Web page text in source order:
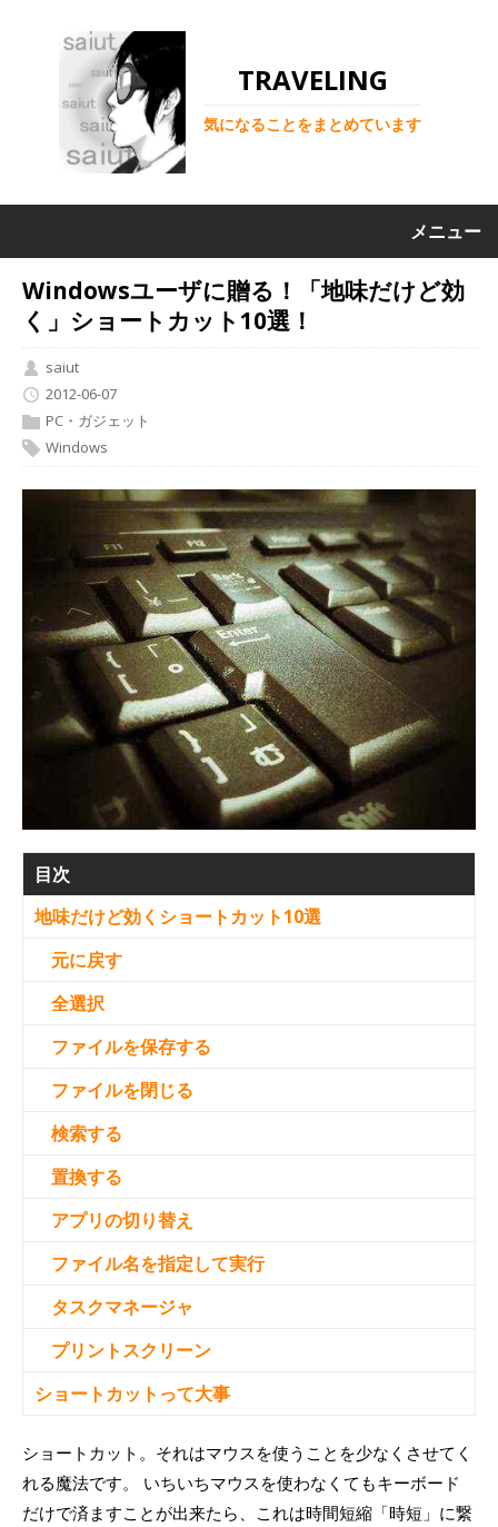
TRAVELING
気になることをまとめています
メニュー
Windowsユーザに贈る！「地味だけど効
く」ショートカット10選！
saiut
2012-06-07
PC・ガジェット
Windows
目次
地味だけど効くショートカット10選
元に戻す
全選択
ファイルを保存する
ファイルを閉じる
検索する
置換する
アプリの切り替え
ファイル名を指定して実行
タスクマネージャ
プリントスクリーン
ショートカットって大事
ショートカット。それはマウスを使うことを少なくさせてく
れる魔法です。 いちいちマウスを使わなくてもキーボード
だけで済ますことが出来たら、これは時間短縮「時短」に繋